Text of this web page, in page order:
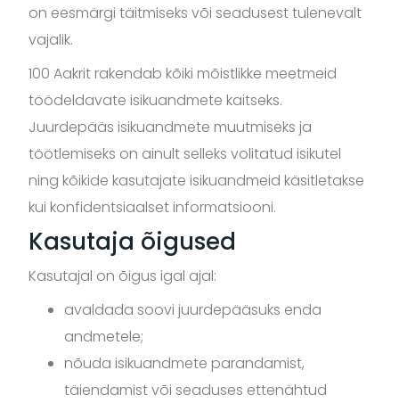
on eesmärgi täitmiseks või seadusest tulenevalt
vajalik.
100 Aakrit rakendab kõiki mõistlikke meetmeid
töödeldavate isikuandmete kaitseks.
Juurdepääs isikuandmete muutmiseks ja
töötlemiseks on ainult selleks volitatud isikutel
ning kõikide kasutajate isikuandmeid käsitletakse
kui konfidentsiaalset informatsiooni.
Kasutaja õigused
Kasutajal on õigus igal ajal:
avaldada soovi juurdepääsuks enda
andmetele;
nõuda isikuandmete parandamist,
täiendamist või seaduses ettenähtud